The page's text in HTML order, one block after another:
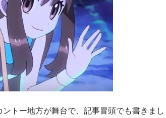
トー地方が舞台で、記事冒頭でも書きまし